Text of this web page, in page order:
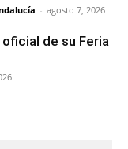
- agosto 7, 2026
de su Feria